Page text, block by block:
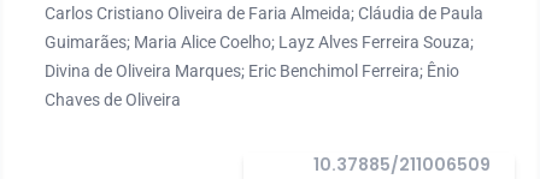
Carlos Cristiano Oliveira de Faria Almeida; Cláudia de Paula
Guimarães; Maria Alice Coelho; Layz Alves Ferreira Souza;
Divina de Oliveira Marques; Eric Benchimol Ferreira; Ênio
Chaves de Oliveira
10.37885/211006509